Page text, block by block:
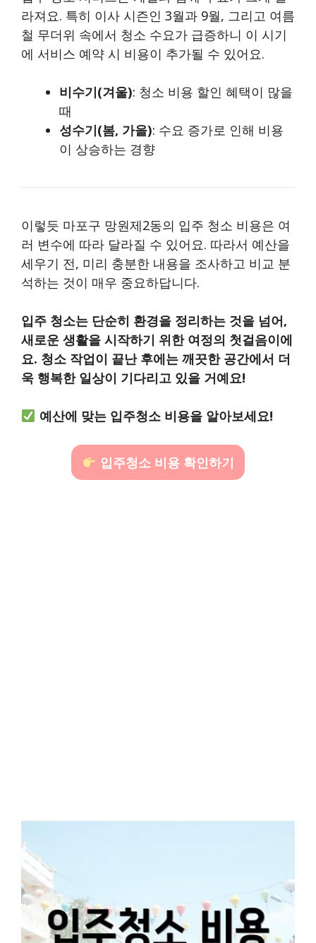
라져요. 특히 이사 시즌인 3월과 9월, 그리고 여름
철 무더위 속에서 청소 수요가 급증하니 이 시기
에 서비스 예약 시 비용이 추가될 수 있어요.
비수기(겨울): 청소 비용 할인 혜택이 많을
때
성수기(봄, 가을): 수요 증가로 인해 비용
이 상승하는 경향
이렇듯 마포구 망원제2동의 입주 청소 비용은 여
러 변수에 따라 달라질 수 있어요. 따라서 예산을
세우기 전, 미리 충분한 내용을 조사하고 비교 분
석하는 것이 매우 중요하답니다.
입주 청소는 단순히 환경을 정리하는 것을 넘어,
새로운 생활을 시작하기 위한 여정의 첫걸음이에
요. 청소 작업이 끝난 후에는 깨끗한 공간에서 더
욱 행복한 일상이 기다리고 있을 거예요!
예산에 맞는 입주청소 비용을 알아보세요!
입주청소 비용 확인하기